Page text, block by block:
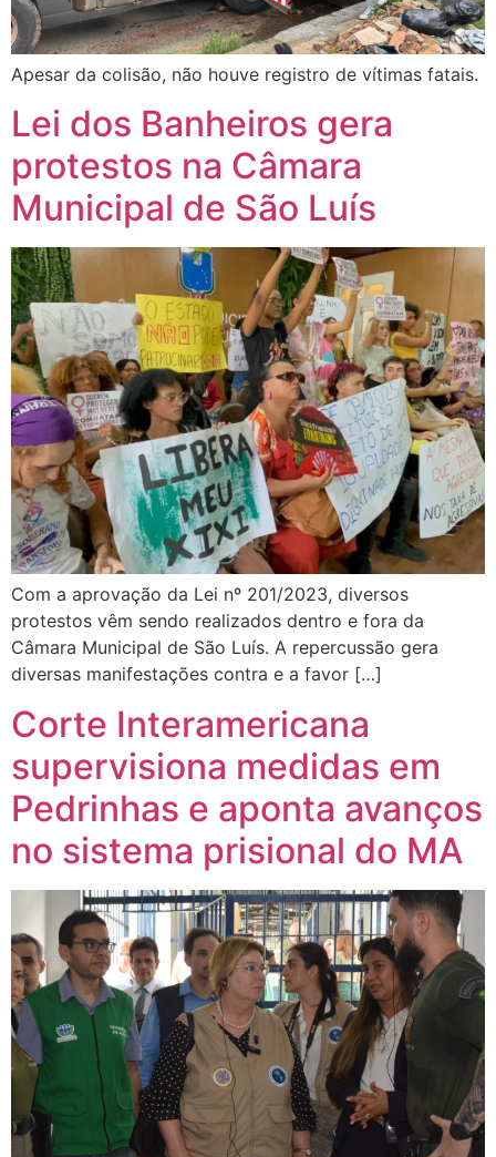
Apesar da colisão, não houve registro de vítimas fatais.
Lei dos Banheiros gera
protestos na Câmara
Municipal de São Luís
Com a aprovação da Lei nº 201/2023, diversos
protestos vêm sendo realizados dentro e fora da
Câmara Municipal de São Luís. A repercussão gera
diversas manifestações contra e a favor […]
Corte Interamericana
supervisiona medidas em
Pedrinhas e aponta avanços
no sistema prisional do MA